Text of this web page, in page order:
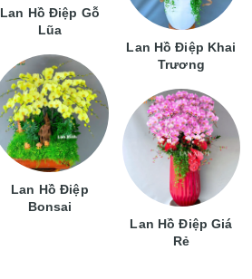
Lan Hồ Điệp Gỗ
Lũa
Lan Hồ Điệp
Bonsai
Lan Hồ Điệp Khai
Trương
Lan Hồ Điệp Giá
Rẻ